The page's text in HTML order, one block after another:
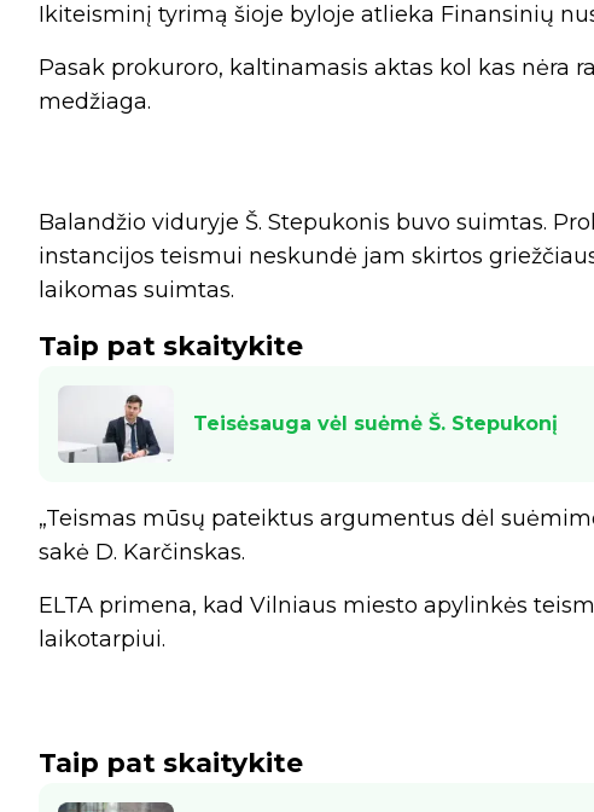
Ikiteisminį tyrimą šioje byloje atlieka Finansinių
Pasak prokuroro, kaltinamasis aktas kol kas nėra
medžiaga.
Balandžio viduryje Š. Stepukonis buvo suimtas.
instancijos teismui neskundė jam skirtos
laikomas suimtas.
Taip pat skaitykite
Teisėsauga vėl suėmė Š. Stepukonį
„Teismas mūsų pateiktus argumentus dėl
sakė D. Karčinskas.
ELTA primena, kad Vilniaus miesto apylinkės
laikotarpiui.
Taip pat skaitykite